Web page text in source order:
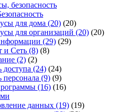
безопасность
для дома (20) (20)
для организаций (20) (20)
(29) (29)
и Сеть (8) (8)
(2) (2)
доступа (24) (24)
персонала (9) (9)
(16) (16)
данных (19) (19)